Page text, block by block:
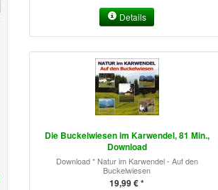
Details
Die Buckelwiesen im Karwendel, 81 Min.,
Download
Download * Natur im Karwendel - Auf den
Buckelwiesen
19,99 € *